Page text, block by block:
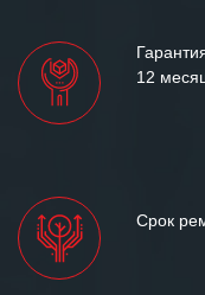
12
Срок